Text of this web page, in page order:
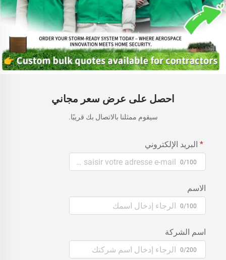
احصل على عرض سعر مجاني
سيقوم ممثلنا بالاتصال بك قريبًا.
البريد الإلكتروني
0/100
الاسم
0/100
اسم الشركة
0/200